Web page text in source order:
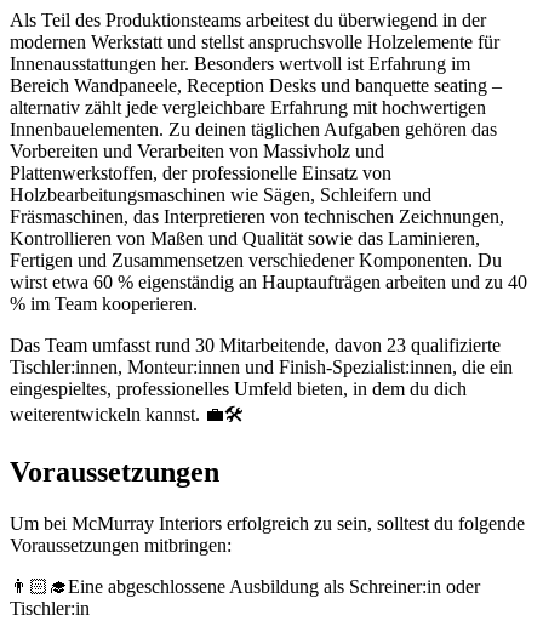
Als Teil des Produktionsteams arbeitest du überwiegend in der
modernen Werkstatt und stellst anspruchsvolle Holzelemente für
Innenausstattungen her. Besonders wertvoll ist Erfahrung im
Bereich Wandpaneele, Reception Desks und banquette seating –
alternativ zählt jede vergleichbare Erfahrung mit hochwertigen
Innenbauelementen. Zu deinen täglichen Aufgaben gehören das
Vorbereiten und Verarbeiten von Massivholz und
Plattenwerkstoffen, der professionelle Einsatz von
Holzbearbeitungsmaschinen wie Sägen, Schleifern und
Fräsmaschinen, das Interpretieren von technischen Zeichnungen,
Kontrollieren von Maßen und Qualität sowie das Laminieren,
Fertigen und Zusammensetzen verschiedener Komponenten. Du
wirst etwa 60 % eigenständig an Hauptaufträgen arbeiten und zu 40
% im Team kooperieren.
Das Team umfasst rund 30 Mitarbeitende, davon 23 qualifizierte
Tischler:innen, Monteur:innen und Finish-Spezialist:innen, die ein
eingespieltes, professionelles Umfeld bieten, in dem du dich
weiterentwickeln kannst. 💼🛠️
Voraussetzungen
Um bei McMurray Interiors erfolgreich zu sein, solltest du folgende
Voraussetzungen mitbringen:
👨🏻‍🎓Eine abgeschlossene Ausbildung als Schreiner:in oder
Tischler:in